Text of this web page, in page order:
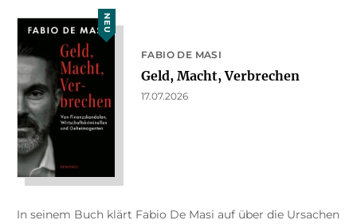
NEU
FABIO DE MASI
Geld, Macht, Verbrechen
17.07.2026
In seinem Buch klärt Fabio De Masi auf über die Ursachen